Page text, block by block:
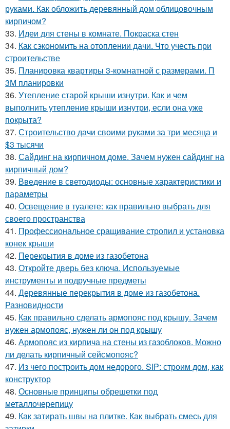
руками. Как обложить деревянный дом облицовочным
кирпичом?
33. Идеи для стены в комнате. Покраска стен
34. Как сэкономить на отоплении дачи. Что учесть при
строительстве
35. Планировка квартиры 3-комнатной с размерами. П
3М планировки
36. Утепление старой крыши изнутри. Как и чем
выполнить утепление крыши изнутри, если она уже
покрыта?
37. Строительство дачи своими руками за три месяца и
$3 тысячи
38. Сайдинг на кирпичном доме. Зачем нужен сайдинг на
кирпичный дом?
39. Введение в светодиоды: основные характеристики и
параметры
40. Освещение в туалете: как правильно выбрать для
своего пространства
41. Профессиональное сращивание стропил и установка
конек крыши
42. Перекрытия в доме из газобетона
43. Откройте дверь без ключа. Используемые
инструменты и подручные предметы
44. Деревянные перекрытия в доме из газобетона.
Разновидности
45. Как правильно сделать армопояс под крышу. Зачем
нужен армопояс, нужен ли он под крышу
46. Армопояс из кирпича на стены из газоблоков. Можно
ли делать кирпичный сейсмопояс?
47. Из чего построить дом недорого. SIP: строим дом, как
конструктор
48. Основные принципы обрешетки под
металлочерепицу
49. Как затирать швы на плитке. Как выбрать смесь для